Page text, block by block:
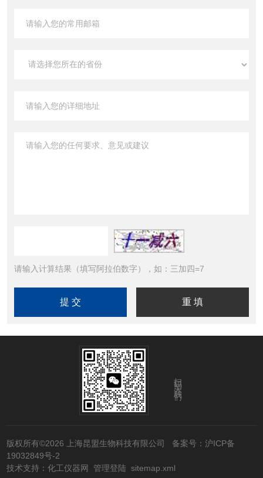
请输入计算结果（填写阿拉伯数字），如：三加四=7
扫码关注我们
版权所有©2026 上海昆盟生物科技有限公司 备案号：沪ICP备
19032849号-2
技术支持：化工仪器网 管理登陆 sitemap.xml